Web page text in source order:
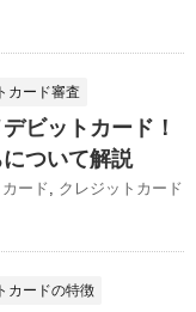
カード審査
ビットカード！
ついて解説
ード
クレジットカード
カードの特徴